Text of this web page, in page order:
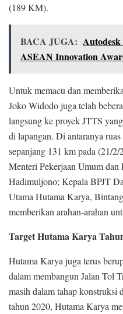
(189 KM).
BACA JUGA:
ASEAN Innovation
Untuk memacu dan
Joko Widodo juga telah
langsung ke proyek JTTS
di lapangan. Di antaranya
sepanjang 131 km pada (21/
Menteri Pekerjaan Umum
Hadimuljono; Kepala BPJT
Utama Hutama Karya,
memberikan arahan-arahan
Target Hutama Karya
Hutama Karya juga terus
dalam membangun Jalan Tol
masih dalam tahap konstruksi
tahun 2020, Hutama Karya